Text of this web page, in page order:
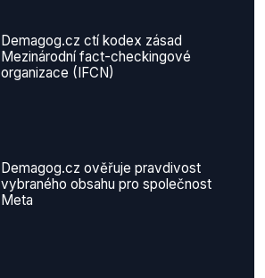
Demagog.cz ctí kodex zásad
Mezinárodní fact-checkingové
organizace (IFCN)
Demagog.cz ověřuje pravdivost
vybraného obsahu pro společnost
Meta